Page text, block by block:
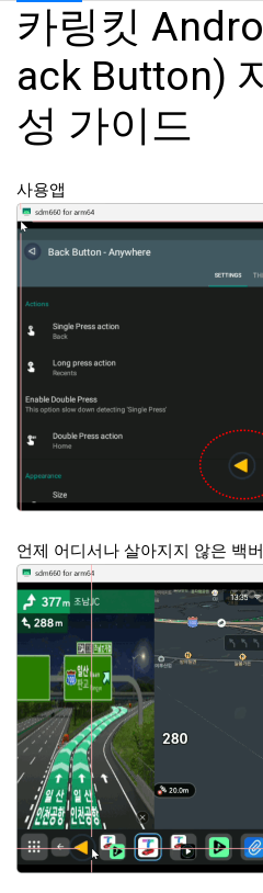
본문
카링킷
ack Button)
성 가이드
사용앱
언제 어디서나 살아지지 않은 백